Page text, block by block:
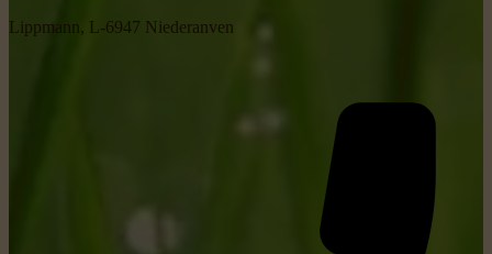
Lippmann, L-6947 Niederanven